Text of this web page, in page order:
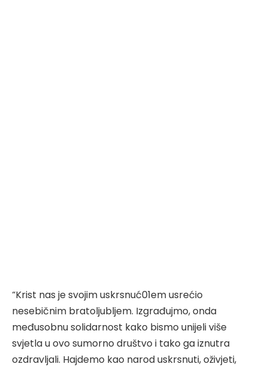
“Krist nas je svojim uskrsnuć01em usrećio
nesebičnim bratoljubljem. Izgrađujmo, onda
međusobnu solidarnost kako bismo unijeli više
svjetla u ovo sumorno društvo i tako ga iznutra
ozdravljali. Hajdemo kao narod uskrsnuti, oživjeti,